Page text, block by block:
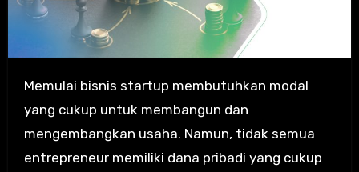
Memulai bisnis startup membutuhkan modal
yang cukup untuk membangun dan
mengembangkan usaha. Namun, tidak semua
entrepreneur memiliki dana pribadi yang cukup